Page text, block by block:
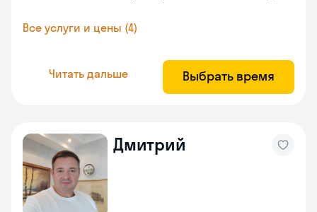
Все услуги и цены (4)
Читать дальше Выбрать время
Дмитрий